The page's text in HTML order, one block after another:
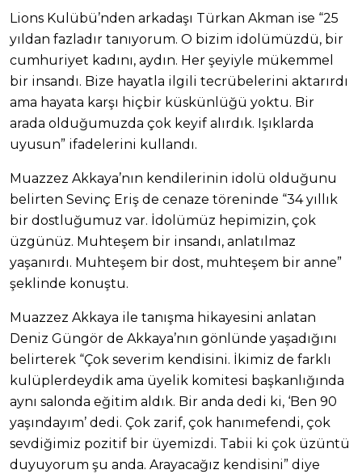
Lions Kulübü’nden arkadaşı Türkan Akman ise “25
yıldan fazladır tanıyorum. O bizim idolümüzdü, bir
cumhuriyet kadını, aydın. Her şeyiyle mükemmel
bir insandı. Bize hayatla ilgili tecrübelerini aktarırdı
ama hayata karşı hiçbir küskünlüğü yoktu. Bir
arada olduğumuzda çok keyif alırdık. Işıklarda
uyusun” ifadelerini kullandı.
Muazzez Akkaya’nın kendilerinin idolü olduğunu
belirten Sevinç Eriş de cenaze töreninde “34 yıllık
bir dostluğumuz var. İdolümüz hepimizin, çok
üzgünüz. Muhteşem bir insandı, anlatılmaz
yaşanırdı. Muhteşem bir dost, muhteşem bir anne”
şeklinde konuştu.
Muazzez Akkaya ile tanışma hikayesini anlatan
Deniz Güngör de Akkaya’nın gönlünde yaşadığını
belirterek “Çok severim kendisini. İkimiz de farklı
kulüplerdeydik ama üyelik komitesi başkanlığında
aynı salonda eğitim aldık. Bir anda dedi ki, ‘Ben 90
yaşındayım’ dedi. Çok zarif, çok hanımefendi, çok
sevdiğimiz pozitif bir üyemizdi. Tabii ki çok üzüntü
duyuyorum şu anda. Arayacağız kendisini” diye